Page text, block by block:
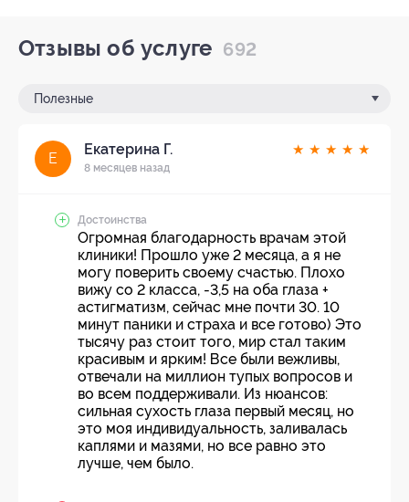
Отзывы об услуге 692
Полезные
Е
Екатерина Г.
8 месяцев назад
★ ★ ★ ★ ★
Достоинства
Огромная благодарность врачам этой
клиники! Прошло уже 2 месяца, а я не
могу поверить своему счастью. Плохо
вижу со 2 класса, -3,5 на оба глаза +
астигматизм, сейчас мне почти 30. 10
минут паники и страха и все готово) Это
тысячу раз стоит того, мир стал таким
красивым и ярким! Все были вежливы,
отвечали на миллион тупых вопросов и
во всем поддерживали. Из нюансов:
сильная сухость глаза первый месяц, но
это моя индивидуальность, заливалась
каплями и мазями, но все равно это
лучше, чем было.